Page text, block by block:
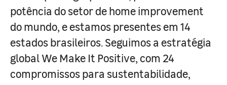
potência do setor de home improvement
do mundo, e estamos presentes em 14
estados brasileiros. Seguimos a estratégia
global We Make It Positive, com 24
compromissos para sustentabilidade,